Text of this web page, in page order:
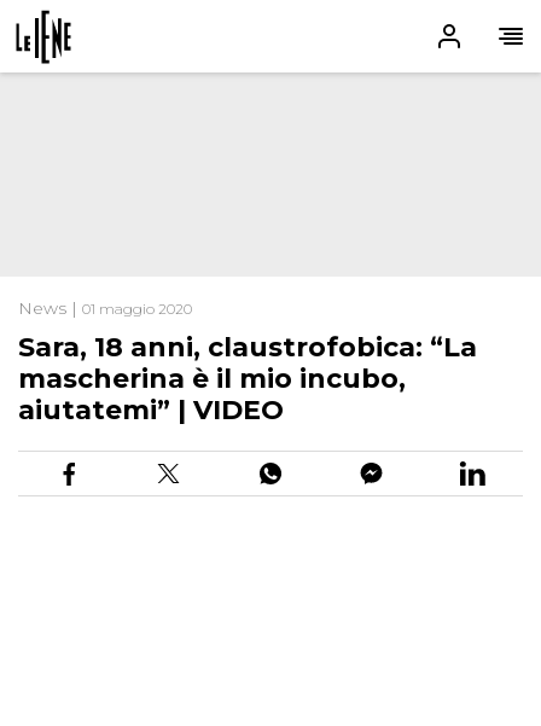
News | 01 maggio 2020
Sara, 18 anni, claustrofobica: “La
mascherina è il mio incubo,
aiutatemi” | VIDEO